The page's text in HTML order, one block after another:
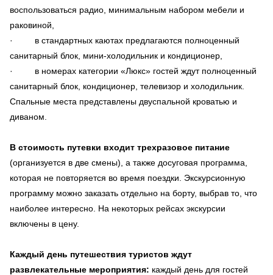
воспользоваться радио, минимальным набором мебели и
раковиной,
· в стандартных каютах предлагаются полноценный
санитарный блок, мини-холодильник и кондиционер,
· в номерах категории «Люкс» гостей ждут полноценный
санитарный блок, кондиционер, телевизор и холодильник.
Спальные места представлены двуспальной кроватью и
диваном.
В стоимость путевки входит трехразовое питание
(организуется в две смены), а также досуговая программа,
которая не повторяется во время поездки. Экскурсионную
программу можно заказать отдельно на борту, выбрав то, что
наиболее интересно. На некоторых рейсах экскурсии
включены в цену.
Каждый день путешествия туристов ждут
развлекательные мероприятия: каждый день для гостей